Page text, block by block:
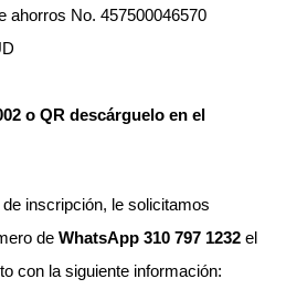
ahorros No. 457500046570
o QR descárguelo en el
inscripción, le solicitamos
de WhatsApp 310 797 1232 el
con la siguiente información: